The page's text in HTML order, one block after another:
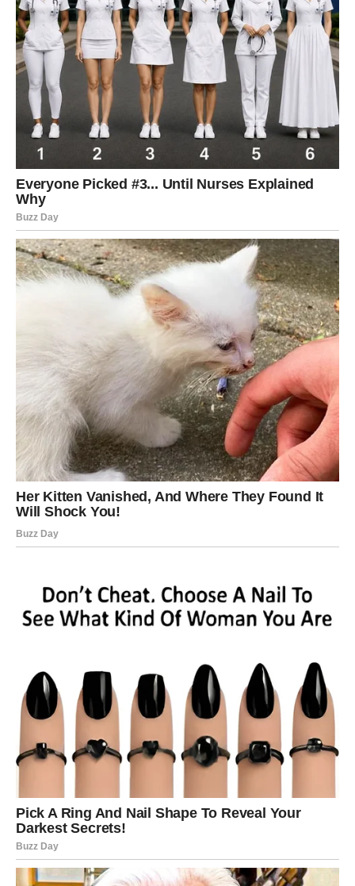
DOBIT
Devica je u fazi ozbiljnog preispitivanja finansija. Možda
razmišljaš o promeni posla, dodatnoj edukaciji ili
dugoročnom planu koji će ti povećati stabilnost. Do kraja
sedmice dolazi jasnija slika.
Izbegavaj pozajmice i ne ulaži u nešto što nema jasnu
strukturu. Ako se držiš plana i detalja – imaš šansu da
postaviš temelje za značajan finansijski rast u narednom
periodu.
VAGA – BALANS IZMEĐU
ŽELJA I REALNOSTI
Vaga može imati osećaj da su troškovi porasli. Možda
želiš da uložiš u izgled, dom ili sitna zadovoljstva. Ali sada
je važno da ne narušiš balans budžeta.
Do kraja sedmice može doći do prilike kroz partnerstvo ili
zajednički projekat. Ako sarađuješ sa nekim – finansijska
situacija može biti stabilnija nego ako radiš sam.
ŠKORPIJA – STRATEŠKA
PREDNOST
Škorpija do kraja sedmice može dobiti informaciju koja joj
daje finansijsku prednost. Možda saznaš nešto pre
drugih, dobiješ priliku da investiraš pametno ili da
Ovo je povoljan period za planiranje, ali ne i za brzoplete
poteze. Tvoja snaga je u strategiji – iskoristi je.
STRELAC – OPTIMIZAM POD
Strelac može biti previše optimističan kada su troškovi u
pitanju. Pazi na impulsivna ulaganja ili kupovine iz
uzbuđenja. Ako se ukaže poslovna prilika – proveri sve